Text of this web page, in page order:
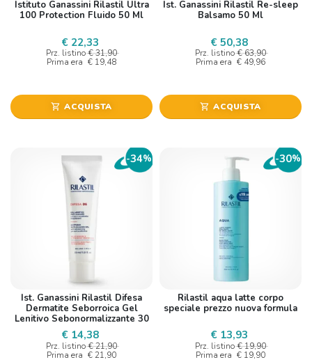
Istituto Ganassini Rilastil Ultra
100 Protection Fluido 50 Ml
€ 22,33
Prz. listino € 31,90
Prima era € 19,48
shopping_cart ACQUISTA
Ist. Ganassini Rilastil Re-sleep
Balsamo 50 Ml
€ 50,38
Prz. listino € 63,90
Prima era € 49,96
shopping_cart ACQUISTA
-34%
Ist. Ganassini Rilastil Difesa
Dermatite Seborroica Gel
Lenitivo Sebonormalizzante 30
Ml
€ 14,38
Prz. listino € 21,90
Prima era € 21,90
-30%
Rilastil aqua latte corpo
speciale prezzo nuova formula
€ 13,93
Prz. listino € 19,90
Prima era € 19,90